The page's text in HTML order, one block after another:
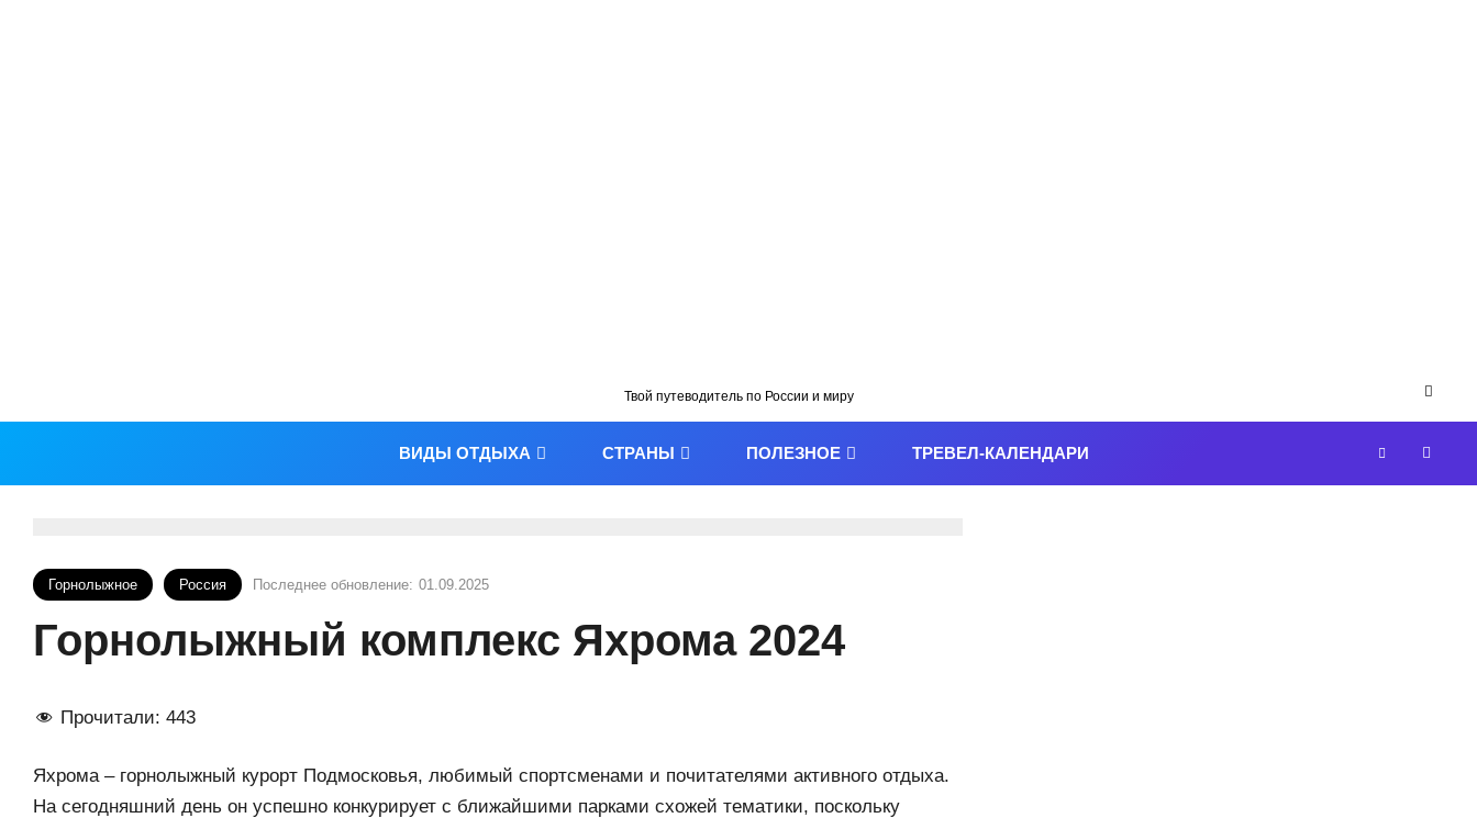
Твой путеводитель по России и миру
ВИДЫ ОТДЫХА СТРАНЫ ПОЛЕЗНОЕ ТРЕВЕЛ-КАЛЕНДАРИ
Горнолыжное Россия Последнее обновление: 01.09.2025
Горнолыжный комплекс Яхрома 2024
Прочитали: 443
Яхрома – горнолыжный курорт Подмосковья, любимый спортсменами и почитателями активного отдыха.
На сегодняшний день он успешно конкурирует с ближайшими парками схожей тематики, поскольку